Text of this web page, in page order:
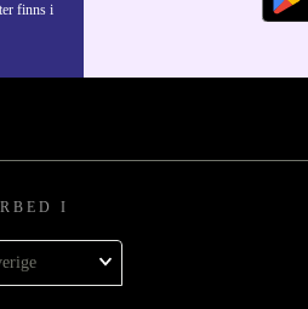
finns i
I